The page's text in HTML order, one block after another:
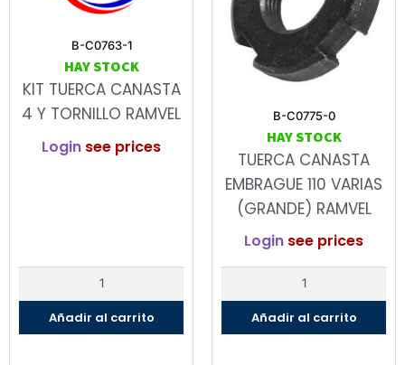
B-C0763-1
HAY STOCK
KIT TUERCA CANASTA
4 Y TORNILLO RAMVEL
Login see prices
Añadir al carrito
B-C0775-0
HAY STOCK
TUERCA CANASTA
EMBRAGUE 110 VARIAS
(GRANDE) RAMVEL
Login see prices
Añadir al carrito